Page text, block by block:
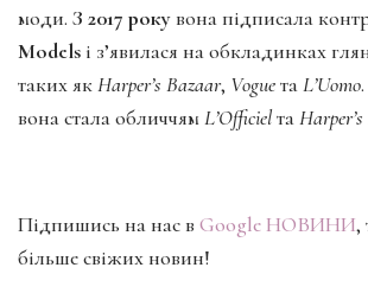
моди. З 2017 рокувона підписала
Models і з’явилася на обкладинках
таких якHarper’s Bazaar, VogueтаL’Uomo
вона стала обличчямL’Officielта
Підпишись на нас в Google НОВИНИ,
більше свіжих новин!